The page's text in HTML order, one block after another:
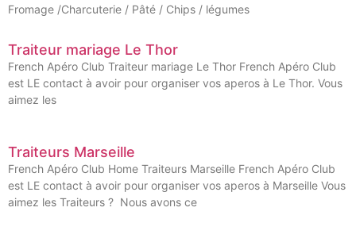
Fromage /Charcuterie / Pâté / Chips / légumes
Traiteur mariage Le Thor
French Apéro Club Traiteur mariage Le Thor French Apéro Club
est LE contact à avoir pour organiser vos aperos à Le Thor. Vous
aimez les
Traiteurs Marseille
French Apéro Club Home Traiteurs Marseille French Apéro Club
est LE contact à avoir pour organiser vos aperos à Marseille Vous
aimez les Traiteurs ? Nous avons ce